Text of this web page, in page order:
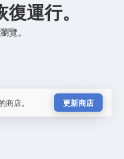
運行。
覽。
店。 更新商店